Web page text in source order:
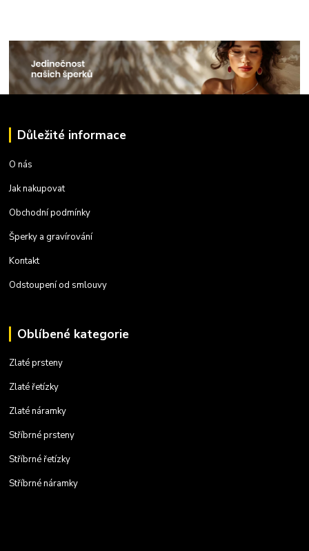
Důležité informace
O nás
Jak nakupovat
Obchodní podmínky
Šperky a gravírování
Kontakt
Odstoupení od smlouvy
Oblíbené kategorie
Zlaté prsteny
Zlaté řetízky
Zlaté náramky
Stříbrné prsteny
Stříbrné řetízky
Stříbrné náramky